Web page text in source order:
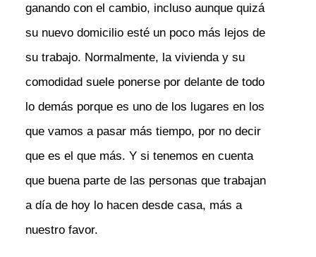
ganando con el cambio, incluso aunque quizá
su nuevo domicilio esté un poco más lejos de
su trabajo. Normalmente, la vivienda y su
comodidad suele ponerse por delante de todo
lo demás porque es uno de los lugares en los
que vamos a pasar más tiempo, por no decir
que es el que más. Y si tenemos en cuenta
que buena parte de las personas que trabajan
a día de hoy lo hacen desde casa, más a
nuestro favor.